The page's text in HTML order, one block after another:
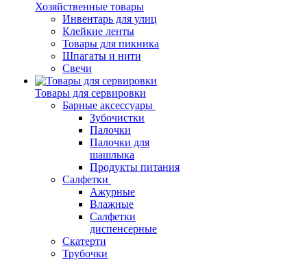
Хозяйственные товары
Инвентарь для улиц
Клейкие ленты
Товары для пикника
Шпагаты и нити
Свечи
Товары для сервировки
Барные аксессуары
Зубочистки
Палочки
Палочки для
шашлыка
Продукты питания
Салфетки
Ажурные
Влажные
Салфетки
диспенсерные
Скатерти
Трубочки